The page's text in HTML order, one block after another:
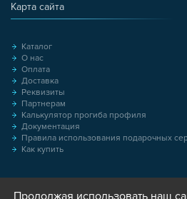
Карта сайта
Каталог
О нас
Оплата
Доставка
Реквизиты
Партнерам
Калькулятор прогиба профиля
Документация
Правила использования подарочных
Как купить
Продолжая использовать наш